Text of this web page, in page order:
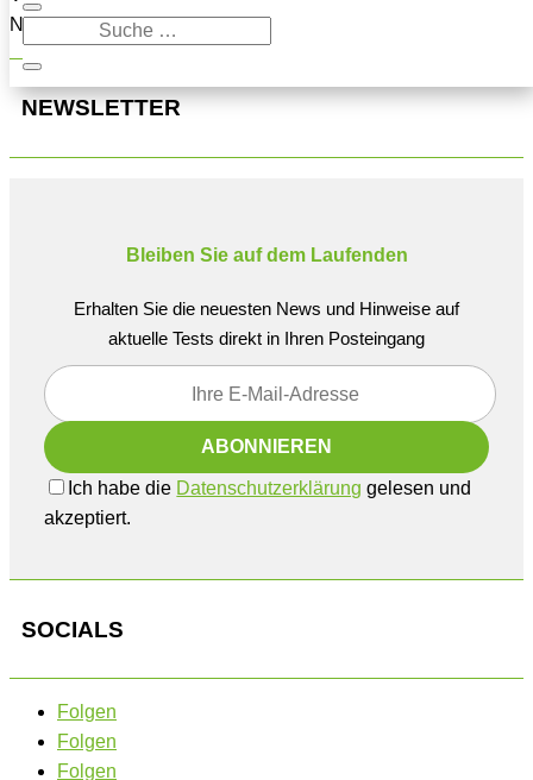
Navigation oben, um den Beitrag zu finden.
NEWSLETTER
Bleiben Sie auf dem Laufenden
Erhalten Sie die neuesten News und Hinweise auf
aktuelle Tests direkt in Ihren Posteingang
Ich habe die Datenschutzerklärung gelesen und
akzeptiert.
SOCIALS
Folgen
Folgen
Folgen